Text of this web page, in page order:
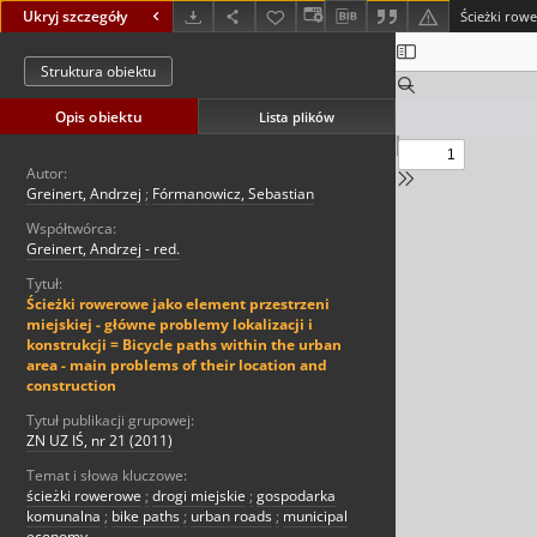
Ukryj szczegóły
Struktura obiektu
Opis obiektu Lista plików
Autor:
Greinert, Andrzej ; Fórmanowicz, Sebastian
Współtwórca:
Greinert, Andrzej - red.
Tytuł:
Ścieżki rowerowe jako element przestrzeni
miejskiej - główne problemy lokalizacji i
konstrukcji = Bicycle paths within the urban
area - main problems of their location and
construction
Tytuł publikacji grupowej:
ZN UZ IŚ, nr 21 (2011)
Temat i słowa kluczowe:
ścieżki rowerowe ; drogi miejskie ; gospodarka
komunalna ; bike paths ; urban roads ; municipal